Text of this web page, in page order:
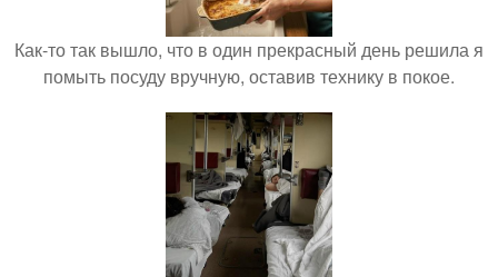
Как-то так вышло, что в один прекрасный день решила я
помыть посуду вручную, оставив технику в покое.